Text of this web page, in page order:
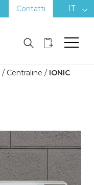
Contatti IT
/ Centraline / IONIC